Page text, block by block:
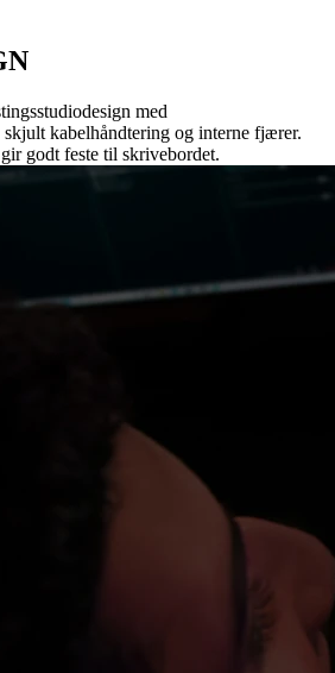
med
kabelhåndtering og interne fjærer.
godt feste til skrivebordet.